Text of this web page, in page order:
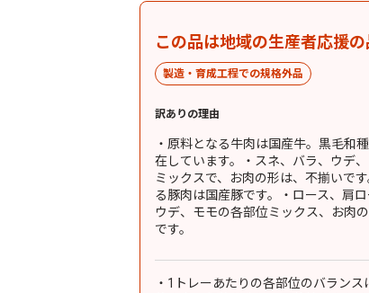
この品は地域の生産者応援
製造・育成工程での規格外品
訳ありの理由
・原料となる牛肉は国産牛。黒毛和
在しています。・スネ、バラ、ウデ
ミックスで、お肉の形は、不揃いで
る豚肉は国産豚です。・ロース、肩
ウデ、モモの各部位ミックス、お肉
です。
・1トレーあたりの各部位のバラン